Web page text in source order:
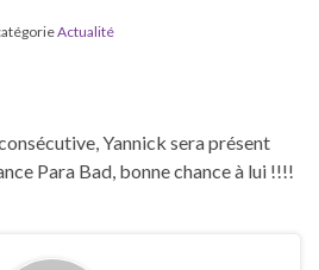
Actualité
Yannick sera présent
Para Bad, bonne chance à lui !!!!